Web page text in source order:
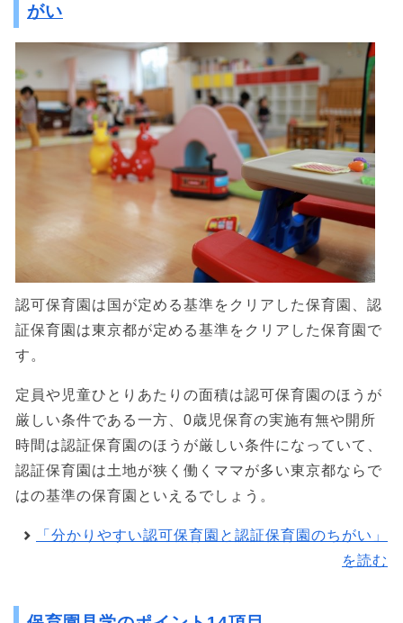
がい
認可保育園は国が定める基準をクリアした保育園、認
証保育園は東京都が定める基準をクリアした保育園で
す。
定員や児童ひとりあたりの面積は認可保育園のほうが
厳しい条件である一方、0歳児保育の実施有無や開所
時間は認証保育園のほうが厳しい条件になっていて、
認証保育園は土地が狭く働くママが多い東京都ならで
はの基準の保育園といえるでしょう。
「分かりやすい認可保育園と認証保育園のちがい」
を読む